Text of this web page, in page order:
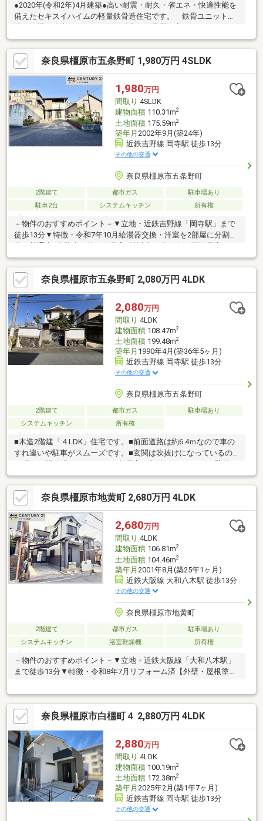
●2020年(令和2年)4月建築●高い耐震・耐久・省エネ・快適性能を
備えたセキスイハイムの軽量鉄骨造住宅です。 鉄骨ユニット構
ハイムの新築後無料60年長期サポートシステムの継承可能●構
造・防水30年保証引継ぎ可能
奈良県橿原市五条野町 1,980万円 4SLDK
1,980万円
間取り 4SLDK
建物面積110.31m2
土地面積175.59m2
築年月 2002年9月(築24年)
近鉄吉野線 岡寺駅 徒歩13分
その他の交通
奈良県橿原市五条野町
2階建て 都市ガス
駐車場あり
駐車2台
システムキッチン 所有権
－物件のおすすめポイント－▼立地・近鉄吉野線「岡寺駅」まで
徒歩13分▼特徴・令和7年10月給湯器交換・洋室を2部屋に分割可
ァミリーマート橿原五条野店まで約400ｍ・畝傍東小学校まで約
800ｍ◆当社では、ネットで他社様が広告している物件も同時に
紹介・案内可能です。併せて内覧を希望される際は、物件名を担
当者までお申し付け下さい。
奈良県橿原市五条野町 2,080万円 4LDK
2,080万円
間取り 4LDK
建物面積108.47m2
土地面積199.48m2
築年月 1990年4月(築36年5ヶ月)
近鉄吉野線 岡寺駅 徒歩13分
その他の交通
奈良県橿原市五条野町
2階建て 都市ガス
駐車場あり
システムキッチン
所有権
■木造2階建「４LDK」住宅です。■前面道路は約6.4ｍなので車の
すれ違いや駐車がスムーズです。■玄関は吹抜けになっているの
キッチンのため、LDK空間を広く使えます。■システムキッチンに
はIHクッキングヒーターが設置されています。■洗面所には壁付け
収納があるので洗面スペースをスッキリ保つことができます。■
トイレにはダブルのトイレットペーパーホルダーが設置されてい
ます。■屋根付きのウッドデッキ有、南向きで日当たり良好で
す。■寒い日も安心な温水洗浄便座付きトイレです。※契約不適合
責任・設備補修免責※間取りについては現況を優先しま
奈良県橿原市地黄町 2,680万円 4LDK
2,680万円
間取り 4LDK
建物面積106.81m2
土地面積104.46m2
築年月 2001年8月(築25年1ヶ月)
近鉄大阪線 大和八木駅 徒歩13分
その他の交通
奈良県橿原市地黄町
2階建て 都市ガス
駐車場あり
システムキッチン
浴室乾燥機 所有権
－物件のおすすめポイント－▼立地・近鉄大阪線「大和八木駅」
まで徒歩13分▼特徴・令和8年7月リフォーム済【外壁・屋根塗
階)、全室クロス貼替、床フロアタイル施工、CF貼替(洗面、トイ
レ)、畳新調、襖・障子貼替、ダウンライト施工、スイッチ・コン
セント交換、防蟻工事、ハウスクリーニング】・駐車スペース1
台・道路向かいに月極駐車場1台分の契約継承可能(5000円/月)▼
周辺環境・クスリのアオキ八木店まで約560ｍ◆当社では、ネッ
トで他社様が広告している物件も同時に紹介・案内可能です。
奈良県橿原市白橿町４ 2,880万円 4LDK
2,880万円
間取り 4LDK
建物面積100.19m2
土地面積172.38m2
築年月 2025年2月(築1年7ヶ月)
近鉄吉野線 岡寺駅 徒歩13分
その他の交通